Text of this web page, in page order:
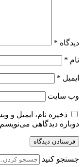
دیدگاه *
نام *
ایمیل *
وب‌ سایت
ذخیره نام، ایمیل و
دوباره دیدگاهی
جستجو کنید